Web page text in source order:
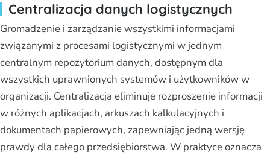
Centralizacja danych logistycznych
Gromadzenie i zarządzanie wszystkimi informacjami
związanymi z procesami logistycznymi w jednym
centralnym repozytorium danych, dostępnym dla
wszystkich uprawnionych systemów i użytkowników w
organizacji. Centralizacja eliminuje rozproszenie informacji
w różnych aplikacjach, arkuszach kalkulacyjnych i
dokumentach papierowych, zapewniając jedną wersję
prawdy dla całego przedsiębiorstwa. W praktyce oznacza